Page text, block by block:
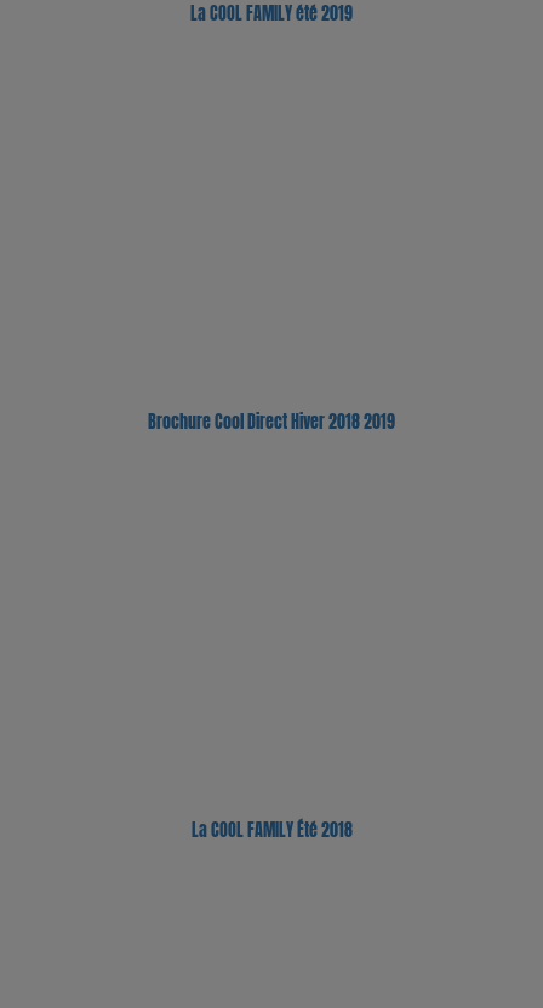
La COOL FAMILY été 2019
Brochure Cool Direct Hiver 2018 2019
La COOL FAMILY Été 2018